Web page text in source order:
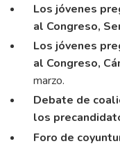
Los jóvenes
al Congreso,
Los jóvenes
al Congreso,
marzo.
Debate de
los
Foro de